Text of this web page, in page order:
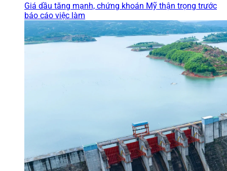
Giá dầu tăng mạnh, chứng khoán Mỹ thận trọng trước
báo cáo việc làm